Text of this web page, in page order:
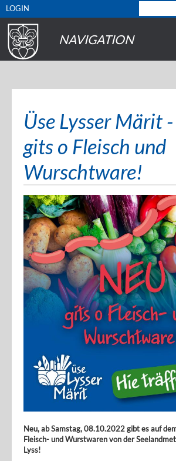
LOGIN
NAVIGATION
Üse Lysser Märit
gits o Fleisch und
Wurschtware!
Neu, ab Samstag, 08.10.2022 gibt es auf
Fleisch- und Wurstwaren von der
Lyss!